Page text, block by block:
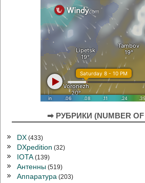
➡ РУБРИКИ (NUMBER OF
DX (433)
DXpedition (32)
IOTA(139)
Антенны (519)
Аппаратура (203)